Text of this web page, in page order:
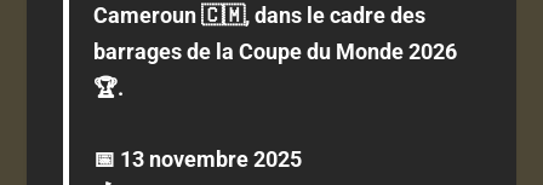
Cameroun 🇨🇲, dans le cadre des
barrages de la Coupe du Monde 2026
🏆.
📅 13 novembre 2025